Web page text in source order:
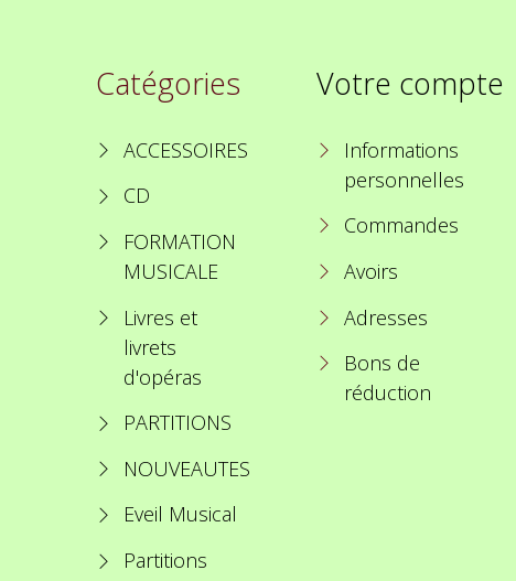
Catégories
ACCESSOIRES
CD
FORMATION
MUSICALE
Livres et
livrets
d'opéras
PARTITIONS
NOUVEAUTES
Eveil Musical
Partitions
Votre compte
Informations
personnelles
Commandes
Avoirs
Adresses
Bons de
réduction